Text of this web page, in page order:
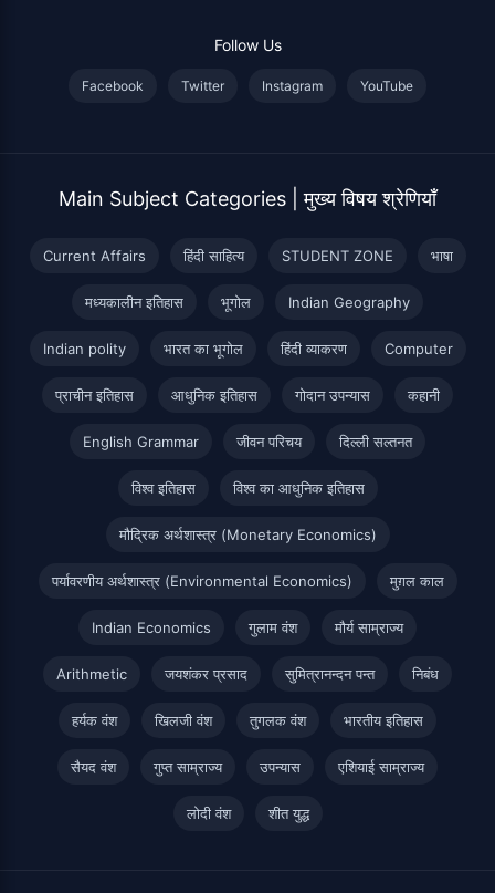
Follow Us
Facebook Twitter Instagram YouTube
Main Subject Categories | मुख्य विषय श्रेणियाँ
Current Affairs हिंदी साहित्य STUDENT ZONE भाषा
मध्यकालीन इतिहास भूगोल Indian Geography
Indian polity भारत का भूगोल हिंदी व्याकरण Computer
प्राचीन इतिहास आधुनिक इतिहास गोदान उपन्यास कहानी
English Grammar जीवन परिचय दिल्ली सल्तनत
विश्व इतिहास विश्व का आधुनिक इतिहास
मौद्रिक अर्थशास्त्र (Monetary Economics)
पर्यावरणीय अर्थशास्त्र (Environmental Economics) मुग़ल काल
Indian Economics गुलाम वंश मौर्य साम्राज्य
Arithmetic जयशंकर प्रसाद सुमित्रानन्दन पन्त निबंध
हर्यक वंश खिलजी वंश तुगलक वंश भारतीय इतिहास
सैयद वंश गुप्त साम्राज्य उपन्यास एशियाई साम्राज्य
लोदी वंश शीत युद्ध